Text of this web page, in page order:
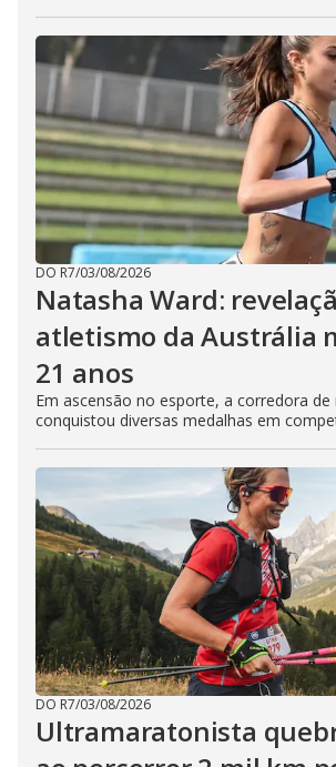
DO R7/03/08/2026
Natasha Ward:
atletismo da Austrália
21 anos
Em ascensão no esporte, a corredora de
conquistou diversas medalhas em
DO R7/03/08/2026
Ultramaratonista